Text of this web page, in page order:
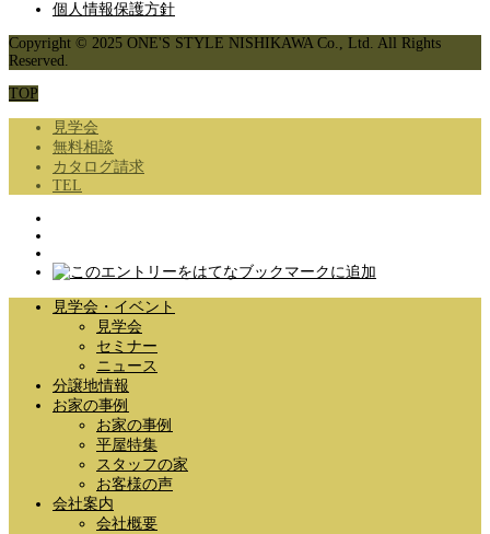
個人情報保護方針
Copyright © 2025 ONE'S STYLE NISHIKAWA Co., Ltd. All Rights
Reserved.
TOP
見学会
無料相談
カタログ請求
TEL
見学会・イベント
見学会
セミナー
ニュース
分譲地情報
お家の事例
お家の事例
平屋特集
スタッフの家
お客様の声
会社案内
会社概要